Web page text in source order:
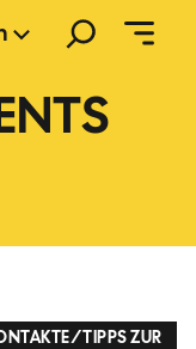
/TIPPS ZUR